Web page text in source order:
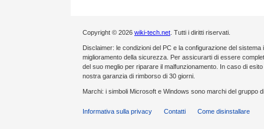
Copyright © 2026 wiki-tech.net . Tutti i diritti riservati.
Disclaimer: le condizioni del PC e la configurazione del
miglioramento della sicurezza. Per assicurarti di essere
del suo meglio per riparare il malfunzionamento. In caso di
nostra garanzia di rimborso di 30 giorni.
Marchi: i simboli Microsoft e Windows sono marchi del gruppo
Informativa sulla privacy Contatti Come disinstallare